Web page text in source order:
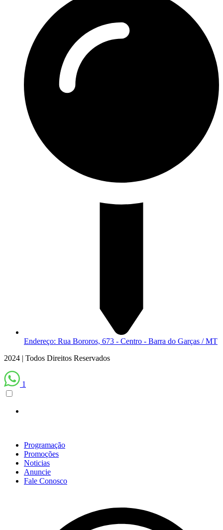
Endereço: Rua Bororos, 673 - Centro - Barra do Garças / MT
2024 | Todos Direitos Reservados
1
Programação
Promoções
Noticias
Anuncie
Fale Conosco